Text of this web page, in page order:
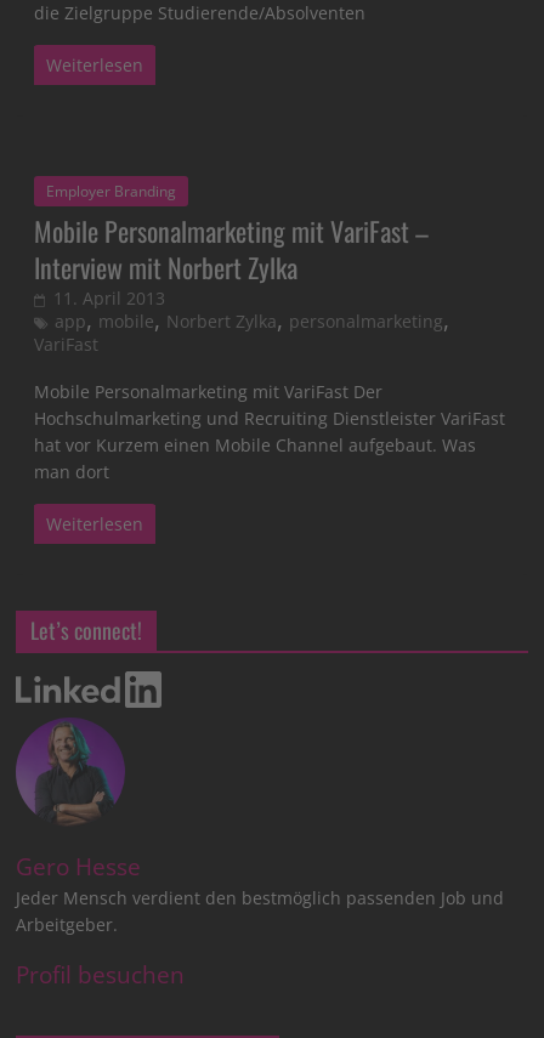
die Zielgruppe Studierende/Absolventen
Weiterlesen
Employer Branding
Mobile Personalmarketing mit VariFast –
Interview mit Norbert Zylka
11. April 2013
app, mobile, Norbert Zylka, personalmarketing,
VariFast
Mobile Personalmarketing mit VariFast Der
Hochschulmarketing und Recruiting Dienstleister VariFast
hat vor Kurzem einen Mobile Channel aufgebaut. Was
man dort
Weiterlesen
Let’s connect!
Gero Hesse
Jeder Mensch verdient den bestmöglich passenden Job und
Arbeitgeber.
Profil besuchen